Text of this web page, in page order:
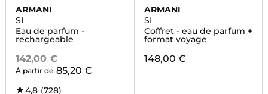
ARMANI
SI
Eau de parfum -
rechargeable
142,00 €
À partir de 85,20 €
4,8 (728)
ARMANI
SI
Coffret - eau de parfum +
format voyage
148,00 €